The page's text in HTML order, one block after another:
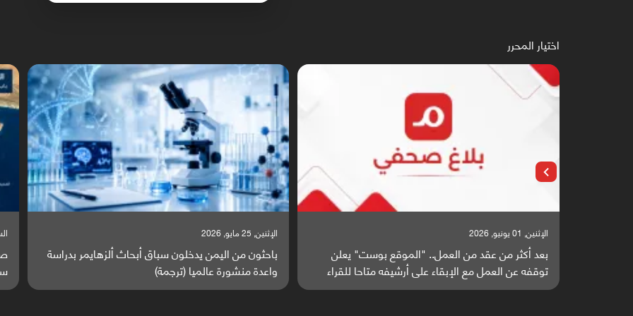
اختيار المحرر
الإثنين, 25 مايو, 2026
باحثون من اليمن يدخلون سباق أبحاث ألزهايمر بدراسة
واعدة منشورة عالميا (ترجمة)
السبت, 23 مايو, 2026
صراع دولي يتصاعد قرب اليمن والبحر الأحمر يتحول إلى
ساحة مواجهة عالمية (ترجمة)